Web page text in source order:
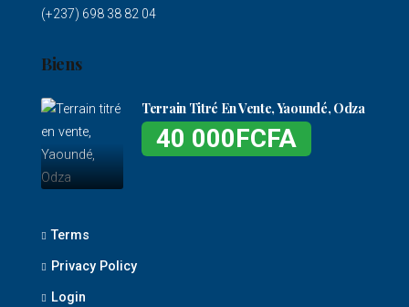
(+237) 698 38 82 04
Biens
Terrain Titré En Vente, Yaoundé, Odza
40 000FCFA
Terms
Privacy Policy
Login